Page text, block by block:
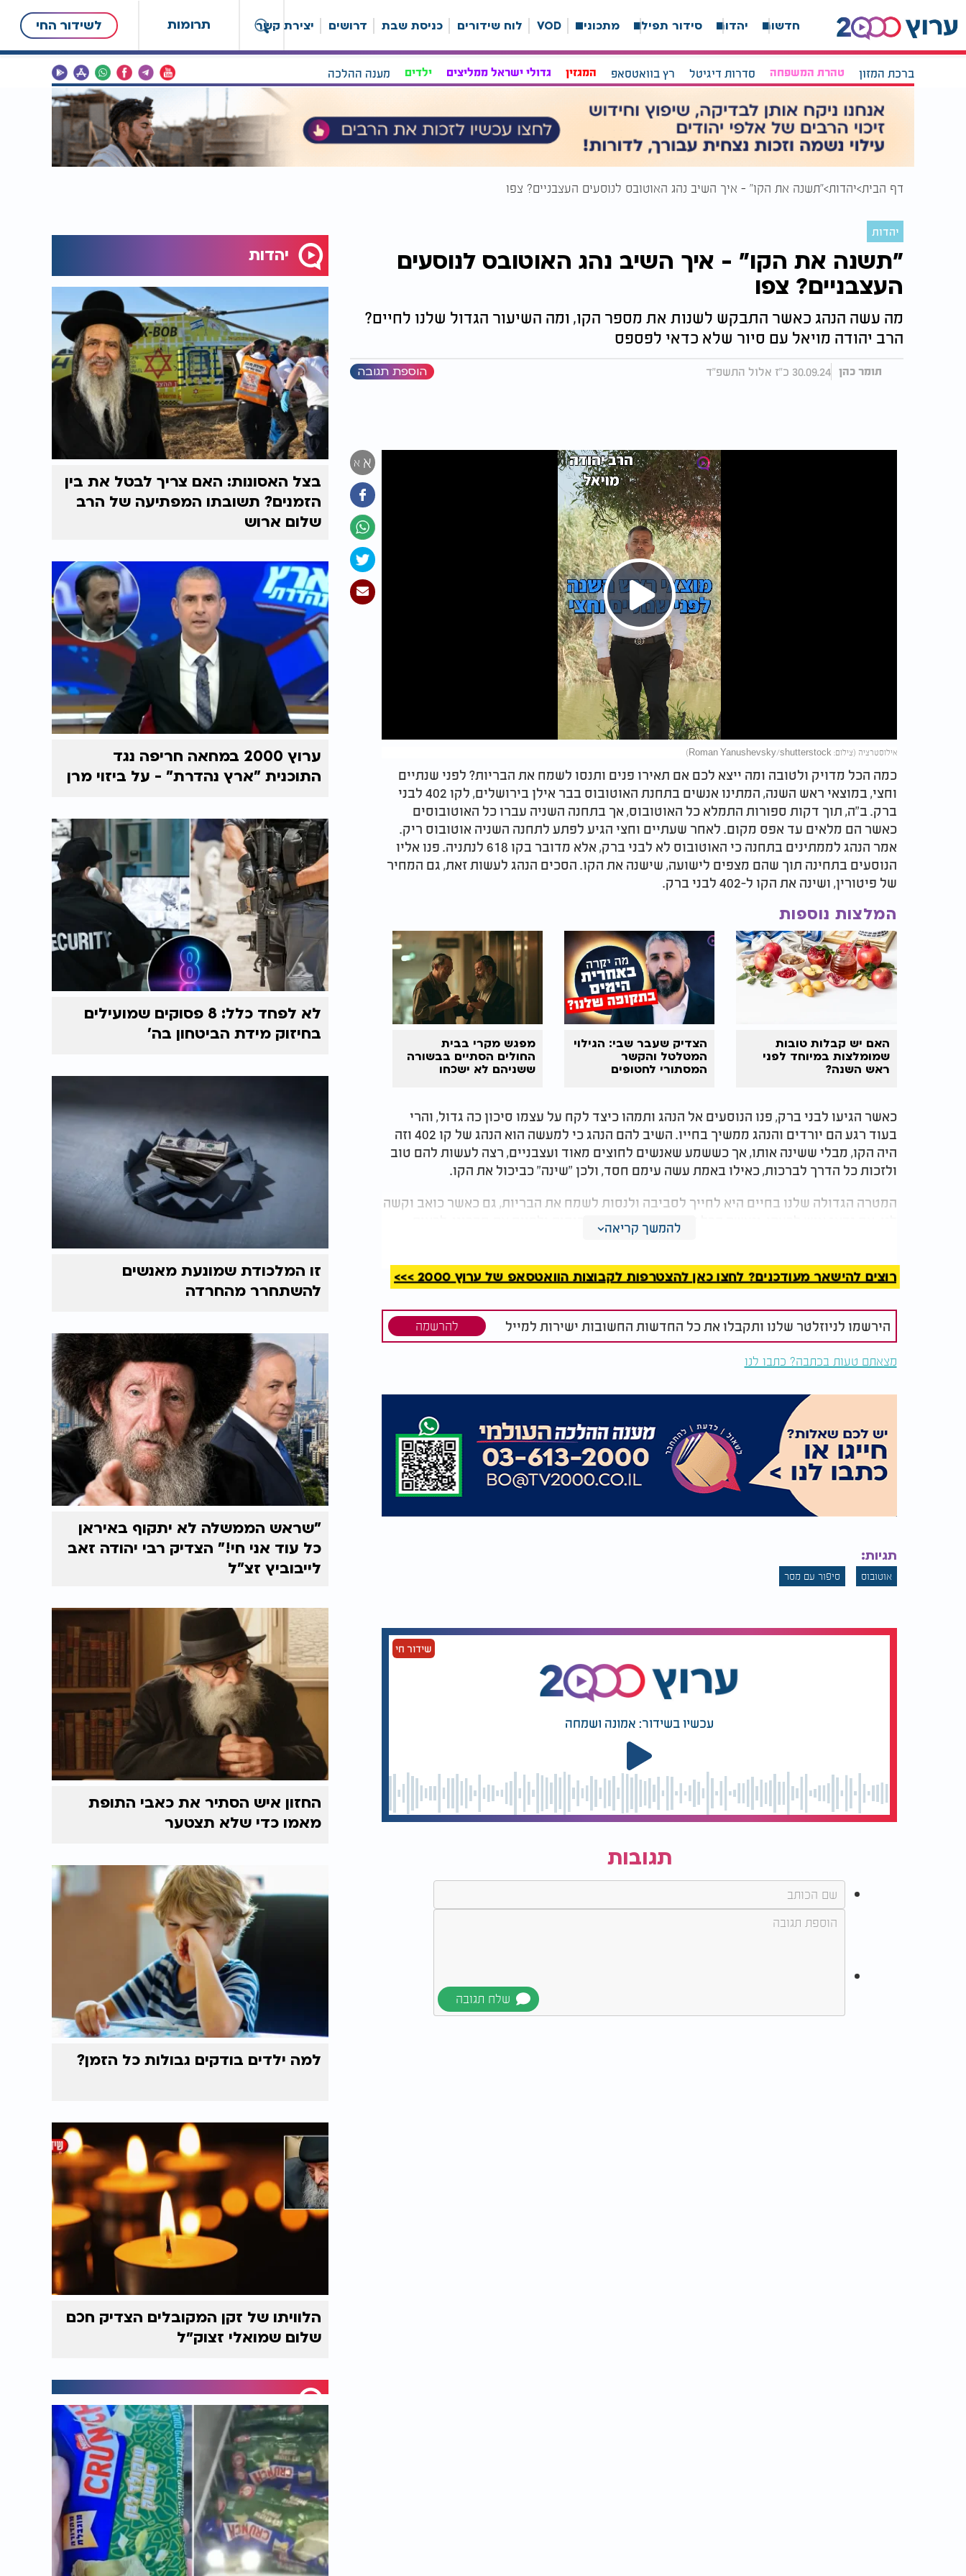
תרומות לשידור החי חדשות יהדות סידור תפילה מתכונים VOD לוח שידורים כניסת שבת דרושים יצירת קשר
ברכת המזון טהרת המשפחה סדרות דיגיטל רץ בוואטסאפ המגזין גדולי ישראל ממליצים ילדים מענה ההלכה
דף הבית יהדות "תשנה את הקו" - איך השיב נהג האוטובס לנוסעים העצבניים? צפו
יהדות
"תשנה את הקו" - איך השיב נהג האוטובס לנוסעים
העצבניים? צפו
מה עשה הנהג כאשר התבקש לשנות את מספר הקו, ומה השיעור הגדול שלנו לחיים?
הרב יהודה מויאל עם סיור שלא כדאי לפספס
תומר כהן 30.09.24 כ"ז אלול התשפ"ד הוספת תגובה
א א
Play
Video
אילוסטרציה (צילום: Roman Yanushevsky/shutterstock)
כמה הכל מדויק ולטובה ומה ייצא לכם אם תאירו פנים ותנסו לשמח את הבריות? לפני שנתיים
וחצי, במוצאי ראש השנה, המתינו אנשים בתחנת האוטובוס בבר אילן בירושלים, לקו 402 לבני
ברק. ב"ה, תוך דקות ספורות התמלא כל האוטובוס, אך בתחנה השניה עברו כל האוטובוסים
כאשר הם מלאים עד אפס מקום. לאחר שעתיים וחצי הגיע לפתע לתחנה השניה אוטובוס ריק.
אמר הנהג לממתינים בתחנה כי האוטובוס לא לבני ברק, אלא מדובר בקו 618 לנתניה. פנו אליו
הנוסעים בתחינה תוך שהם מצפים לישועה, שישנה את הקו. הסכים הנהג לעשות זאת, גם המחיר
של פיטורין, ושינה את הקו ל-402 לבני ברק.
המלצות נוספות
האם יש קבלות טובות
שמומלצות במיוחד לפני
ראש השנה?
הצדיק שעבר שבי: הגילוי
המטלטל והקשר
המסתורי לחטופים
מפגש מקרי בבית
החולים הסתיים בבשורה
ששניהם לא ישכחו
כאשר הגיעו לבני ברק, פנו הנוסעים אל הנהג ותמהו כיצד לקח על עצמו סיכון כה גדול, והרי
בעוד רגע הם יורדים והנהג ממשיך בחייו. השיב להם הנהג כי למעשה הוא הנהג של קו 402 וזה
היה הקו, מבלי ששינה אותו, אך כששמע שאנשים לחוצים מאוד ועצבניים, רצה לעשות להם טוב
ולזכות כל הדרך לברכות, כאילו באמת עשה עימם חסד, ולכן "שינה" כביכול את הקו.
המטרה הגדולה שלנו בחיים היא לחייך לסביבה ולנסות לשמח את הבריות, גם כאשר כואב וקשה
לנו. אם נדאג איש לרעהו, ונעשה הכל על מנת להרגיע את הרוחות ולפייס את חברינו, לראות
במעלתם ולא בחסרונם, נזכה בע"ה שהקב"ה יפעל איתנו מידה כנגד מידה וישפיע עלינו מהשפע
להמשך קריאה
רוצים להישאר מעודכנים? לחצו כאן להצטרפות לקבוצות הוואטסאפ של ערוץ 2000 >>>
הירשמו לניוזלטר שלנו ותקבלו את כל החדשות החשובות ישירות למייל להרשמה
מצאתם טעות בכתבה? כתבו לנו
תגיות:
אוטובוס סיפור עם מסר
שידור חי
עכשיו בשידור: אמונה ושמחה
תגובות
יהדות
בצל האסונות: האם צריך לבטל את בין
הזמנים? תשובתו המפתיעה של הרב
שלום ארוש
ערוץ 2000 במחאה חריפה נגד
התוכנית "ארץ נהדרת" - על ביזוי מרן
לא לפחד כלל: 8 פסוקים שמועילים
בחיזוק מידת הביטחון בה'
זו המלכודת שמונעת מאנשים
להשתחרר מהחרדה
"שראש הממשלה לא יתקוף באיראן
כל עוד אני חי!" הצדיק רבי יהודה זאב
לייבוביץ זצ"ל
החזון איש הסתיר את כאבי התופת
מאמו כדי שלא תצטער
למה ילדים בודקים גבולות כל הזמן?
הלוויתו של זקן המקובלים הצדיק חכם
שלום שמואלי זצוק״ל